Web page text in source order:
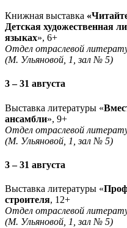
Книжная выставка
Детская художественная
языках», 6+
Отдел отраслевой
(М. Ульяновой, 1, зал № 5)
3 – 31 августа
Выставка литературы «
ансамбли», 9+
Отдел отраслевой
(М. Ульяновой, 1, зал № 5)
3 – 31 августа
Выставка литературы «
строителя, 12+
Отдел отраслевой
(М. Ульяновой, 1, зал № 5)